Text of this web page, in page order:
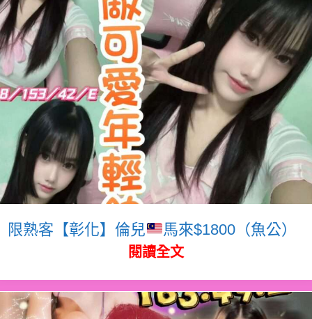
限熟客【彰化】倫兒 馬來$1800（魚公）
閱讀全文